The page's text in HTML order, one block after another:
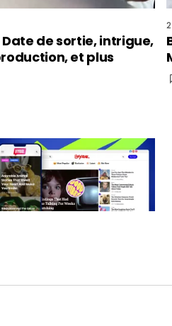
Date de sortie, intrigue,
et plus